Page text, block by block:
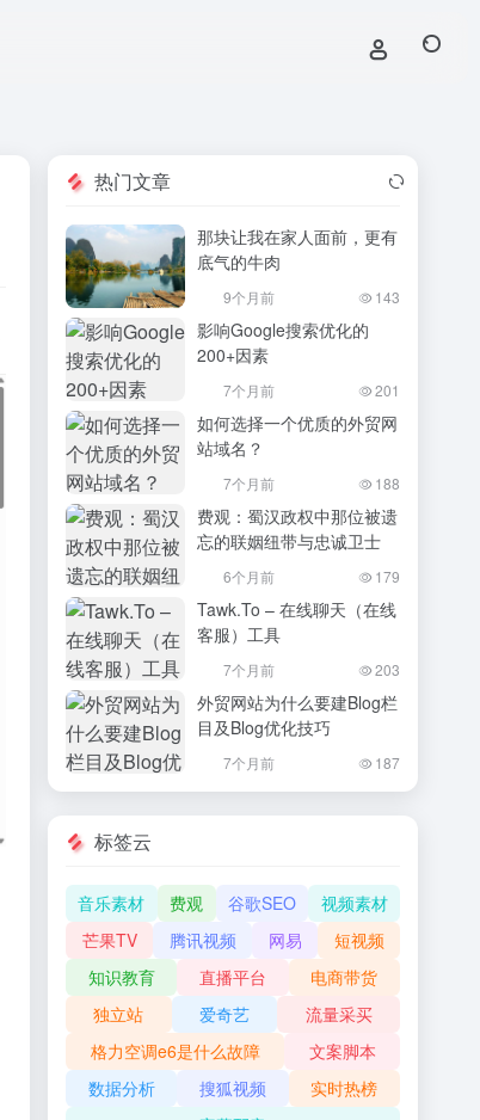
热门文章
那块让我在家人面前，更有
底气的牛肉
9个月前 143
影响Google搜索优化的
200+因素
7个月前 201
如何选择一个优质的外贸网
站域名？
7个月前 188
费观：蜀汉政权中那位被遗
忘的联姻纽带与忠诚卫士
6个月前 179
Tawk.To – 在线聊天（在线
客服）工具
7个月前 203
外贸网站为什么要建Blog栏
目及Blog优化技巧
7个月前 187
标签云
音乐素材 费观 谷歌SEO
视频素材
芒果TV
腾讯视频 网易
短视频
知识教育
直播平台
电商带货
独立站
爱奇艺
流量采买
格力空调e6是什么故障
文案脚本
数据分析
搜狐视频
实时热榜